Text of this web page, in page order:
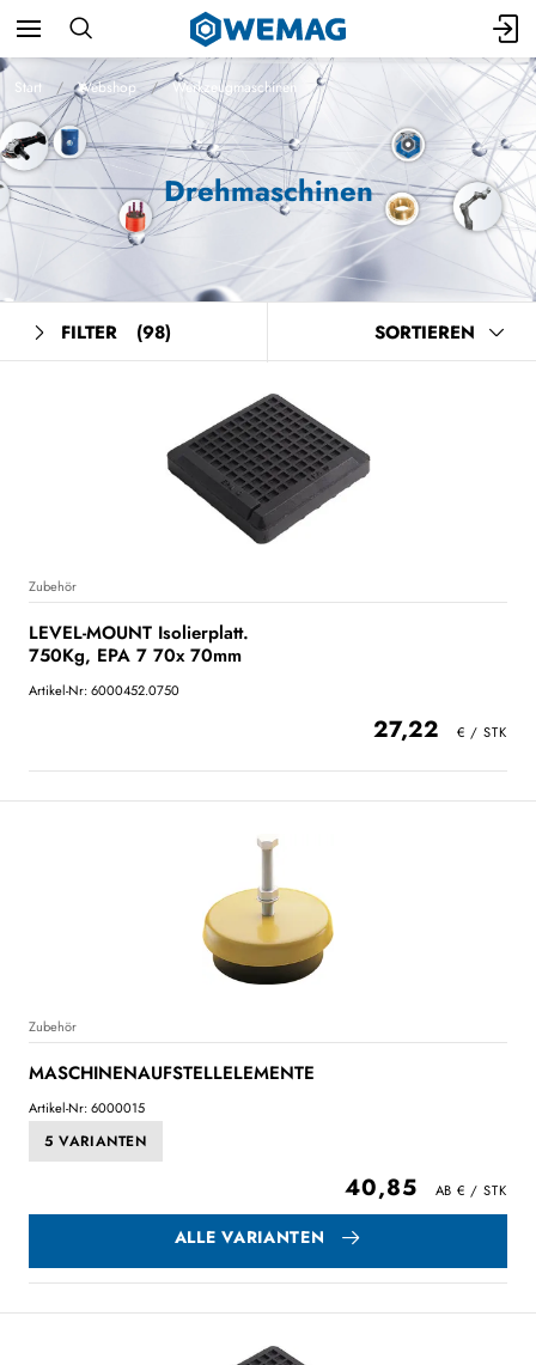
Start Webshop Werkzeugmaschinen
Drehmaschinen
FILTER (98) SORTIEREN
Zubehör
LEVEL-MOUNT Isolierplatt.
750Kg, EPA 7 70x 70mm
Artikel-Nr: 6000452.0750
27,22
Zubehör
MASCHINENAUFSTELLELEMENTE
Artikel-Nr: 6000015
5 VARIANTEN
40,85
ALLE VARIANTEN